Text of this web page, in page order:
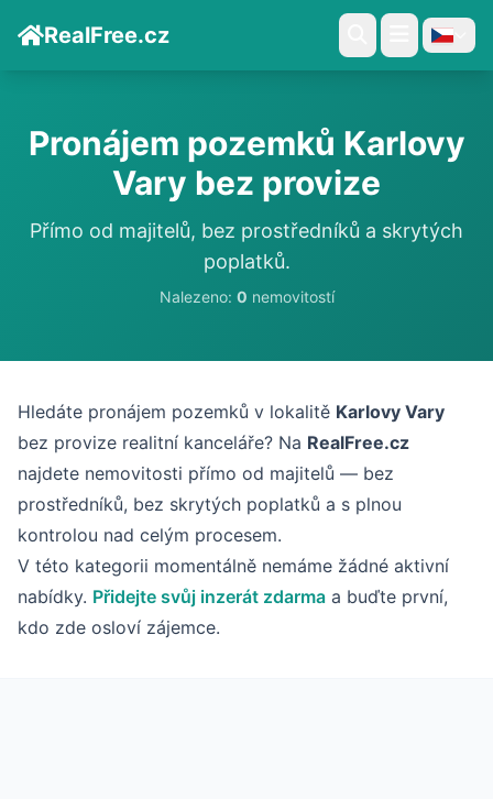
RealFree.cz
Pronájem pozemků Karlovy
Vary bez provize
Přímo od majitelů, bez prostředníků a skrytých
poplatků.
Nalezeno: 0 nemovitostí
Hledáte pronájem pozemků v lokalitě Karlovy Vary
bez provize realitní kanceláře? Na RealFree.cz
najdete nemovitosti přímo od majitelů — bez
prostředníků, bez skrytých poplatků a s plnou
kontrolou nad celým procesem.
V této kategorii momentálně nemáme žádné aktivní
nabídky. Přidejte svůj inzerát zdarma a buďte první,
kdo zde osloví zájemce.